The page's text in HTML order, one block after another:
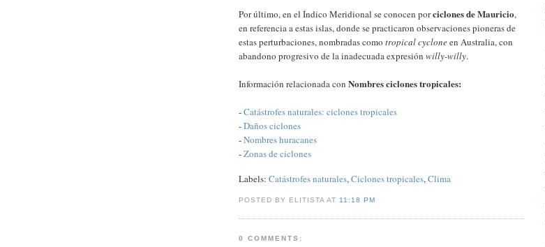
Por último, en el Índico Meridional se conocen porciclones de Mauricio,
en referencia a estas islas, donde se practicaron observaciones pioneras de
estas perturbaciones, nombradas como tropical cycloneen Australia, con
abandono progresivo de la inadecuada expresión willy-willy.
Información relacionada con Nombres ciclones tropicales:
-Catástrofes naturales: ciclones tropicales
-Daños ciclones
-Nombres huracanes
-Zonas de ciclones
Labels: Catástrofes naturales,Ciclones tropicales,Clima
POSTED BY ELITISTA AT 11:18 PM
0 COMMENTS: